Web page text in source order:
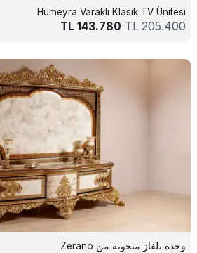
Hümeyra Varaklı Klasik TV Ünitesi
205.400
TL
143.780
وحدة تلفاز منحوتة من Zerano